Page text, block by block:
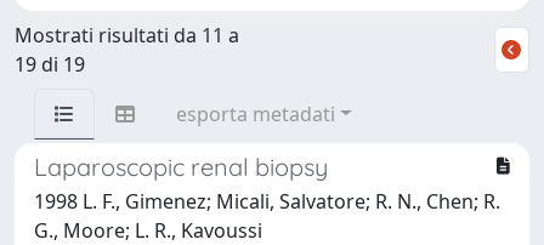
Mostrati risultati da 11 a
19 di 19
esporta metadati
Laparoscopic renal biopsy
1998 L. F., Gimenez; Micali, Salvatore; R. N., Chen; R.
G., Moore; L. R., Kavoussi